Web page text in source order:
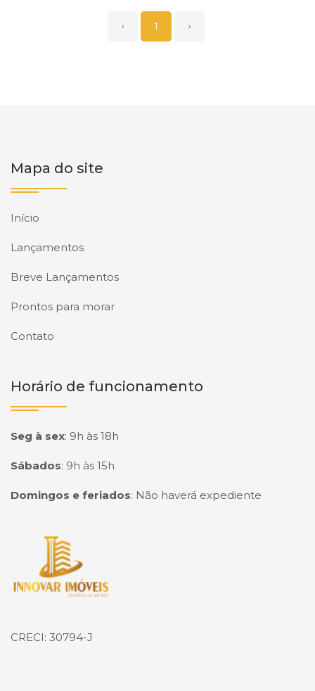
‹ 1 ›
Mapa do site
Início
Lançamentos
Breve Lançamentos
Prontos para morar
Contato
Horário de funcionamento
Seg à sex: 9h às 18h
Sábados: 9h às 15h
Domingos e feriados: Não haverá expediente
Página inicial
CRECI: 30794-J